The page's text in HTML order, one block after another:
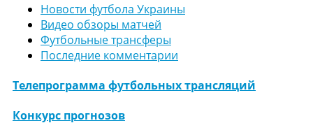
Новости футбола Украины
Видео обзоры матчей
Футбольные трансферы
Последние комментарии
Телепрограмма футбольных трансляций
Конкурс прогнозов